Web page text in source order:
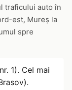
traficului auto în
est, Mureș la
spre
1). Cel mai